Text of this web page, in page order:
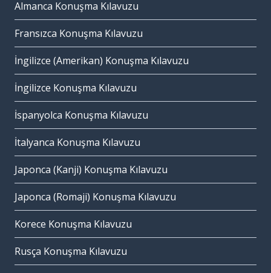
Almanca Konuşma Kılavuzu
Fransızca Konuşma Kılavuzu
İngilizce (Amerikan) Konuşma Kılavuzu
İngilizce Konuşma Kılavuzu
İspanyolca Konuşma Kılavuzu
İtalyanca Konuşma Kılavuzu
Japonca (Kanji) Konuşma Kılavuzu
Japonca (Romaji) Konuşma Kılavuzu
Korece Konuşma Kılavuzu
Rusça Konuşma Kılavuzu